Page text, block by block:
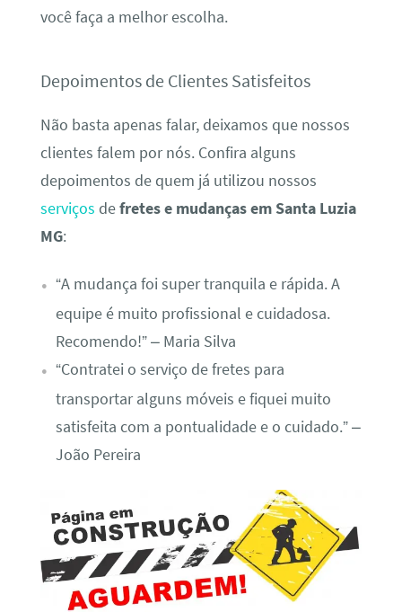
você faça a melhor escolha.
Depoimentos de Clientes Satisfeitos
Não basta apenas falar, deixamos que nossos
clientes falem por nós. Confira alguns
depoimentos de quem já utilizou nossos
serviços defretes e mudanças em Santa Luzia
MG:
“A mudança foi super tranquila e rápida. A
equipe é muito profissional e cuidadosa.
Recomendo!” – Maria Silva
“Contratei o serviço de fretes para
transportar alguns móveis e fiquei muito
satisfeita com a pontualidade e o cuidado.” –
João Pereira